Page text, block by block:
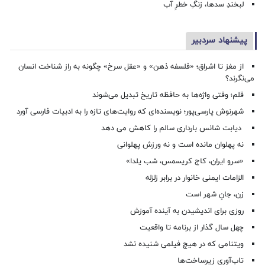
لبخندِ سدها، زنگِ خطرِ آب
پیشنهاد سردبیر
از مغز تا اشراق؛ «فلسفه ذهن» و «عقل سرخ» چگونه به راز شناخت انسان
می‌نگرند؟
قلم؛ وقتی واژه‌ها به حافظه تاریخ تبدیل می‌شوند
شهرنوش پارسی‌پور؛ نویسنده‌ای که روایت‌های تازه را به ادبیات فارسی آورد
دیابت شانس بارداری سالم را کاهش می دهد
نه پهلوان مانده است و نه ورزش پهلوانی
«سرو ایران، کاج کریسمس، شب یلدا»
الزامات ایمنی خانوار در برابر زلزله
زن، جانِ شهر است
روزی برای اندیشیدن به آینده آموزش
چهل سال گذار از برنامه تا واقعیت
ویتنامی که در هیچ فیلمی شنیده نشد
تاب‌آوری زیرساخت‌ها